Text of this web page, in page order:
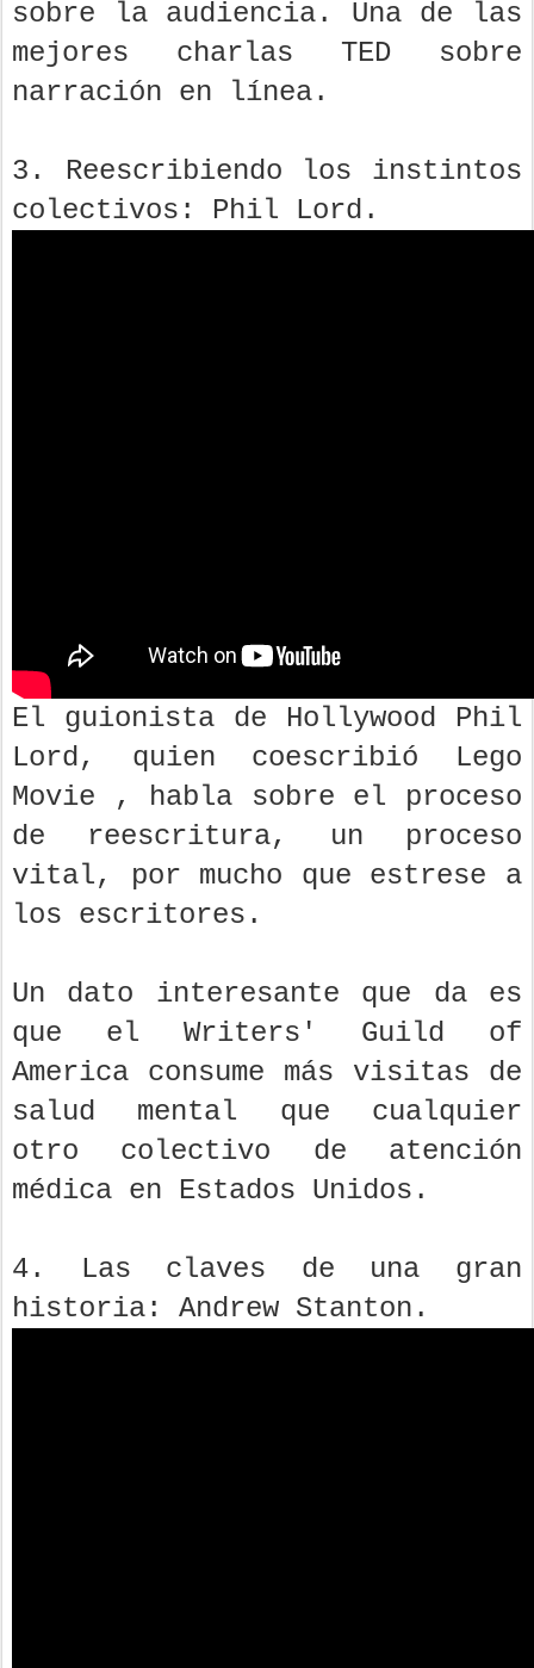
sobre la audiencia. Una de las
mejores charlas TED sobre
narración en línea.
3. Reescribiendo los instintos
colectivos: Phil Lord.
El guionista de Hollywood Phil
Lord, quien coescribió Lego
Movie , habla sobre el proceso
de reescritura, un proceso
vital, por mucho que estrese a
los escritores.
Un dato interesante que da es
que el Writers' Guild of
America consume más visitas de
salud mental que cualquier
otro colectivo de atención
médica en Estados Unidos.
4. Las claves de una gran
historia: Andrew Stanton.